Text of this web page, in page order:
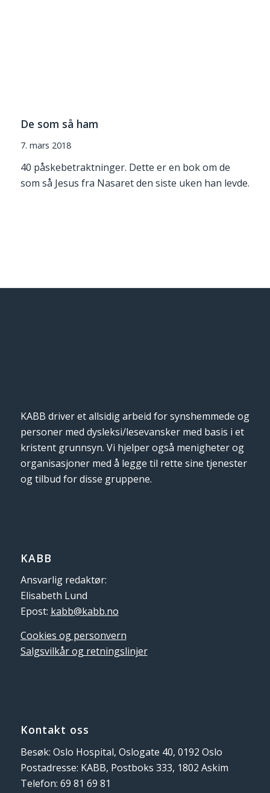
De som så ham
7. mars 2018
40 påskebetraktninger. Dette er en bok om de
som så Jesus fra Nasaret den siste uken han levde.
KABB driver et allsidig arbeid for synshemmede og
personer med dysleksi/lesevansker med basis i et
kristent grunnsyn. Vi hjelper også menigheter og
organisasjoner med å legge til rette sine tjenester
og tilbud for disse gruppene.
KABB
Ansvarlig redaktør:
Elisabeth Lund
Epost: kabb@kabb.no
Cookies og personvern
Salgsvilkår og retningslinjer
Kontakt oss
Besøk: Oslo Hospital, Oslogate 40, 0192 Oslo
Postadresse: KABB, Postboks 333, 1802 Askim
Telefon: 69 81 69 81